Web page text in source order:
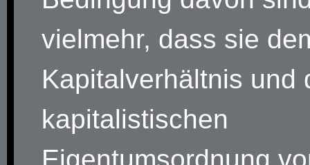
vielmehr, dass sie
Kapitalverhältnis und
kapitalistischen
Eigentumsordnung